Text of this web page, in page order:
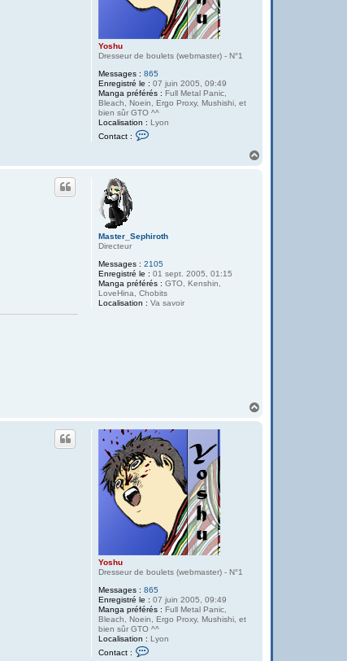
Yoshu
Dresseur de boulets (webmaster) - N°1
Messages : 865
Enregistré le : 07 juin 2005, 09:49
Manga préférés : Full Metal Panic,
Bleach, Noein, Ergo Proxy, Mushishi, et
bien sûr GTO ^^
Localisation : Lyon
Contact :
s
Master_Sephiroth
Directeur
Messages : 2105
Enregistré le : 01 sept. 2005, 01:15
Manga préférés : GTO, Kenshin,
LoveHina, Chobits
Localisation : Va savoir
Yoshu
Dresseur de boulets (webmaster) - N°1
Messages : 865
Enregistré le : 07 juin 2005, 09:49
Manga préférés : Full Metal Panic,
Bleach, Noein, Ergo Proxy, Mushishi, et
bien sûr GTO ^^
Localisation : Lyon
Contact :